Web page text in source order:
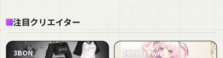
注目クリエイター
3BON Demicrown